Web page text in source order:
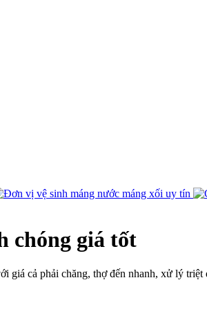
chóng giá tốt
giá cả phải chăng, thợ đến nhanh, xử lý triệt